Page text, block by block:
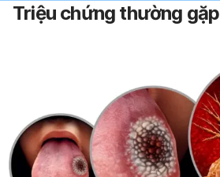
Triệu chứng thường gặp